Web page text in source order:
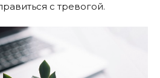
с тревогой.